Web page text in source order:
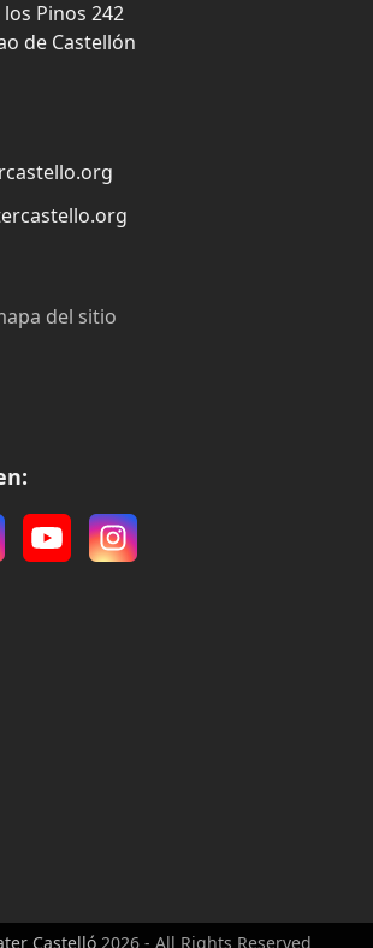
Pinos 242
de Castellón
del sitio
YouTubeInstagram
Castelló 2026 - All Rights Reserved